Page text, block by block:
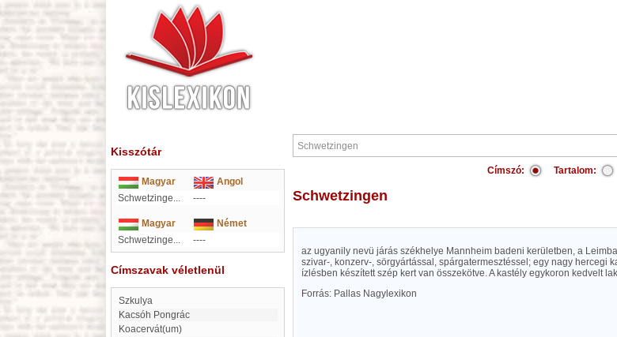
Kisszótár
Magyar
Angol
Schwetzinge...
----
Magyar
Német
Schwetzinge...
----
Címszavak véletlenül
Szkulya
Kacsóh Pongrác
koacervát(um)
Címszó: Tartalom:
Schwetzingen
az ugyanily nevü járás székhelye Mannheim badeni kerületben, a
szivar-, konzerv-, sörgyártással, spárgatermesztéssel; egy nagy hercegi
ízlésben készített szép kert van összekötve. A kastély egykoron kedvelt
Forrás: Pallas Nagylexikon